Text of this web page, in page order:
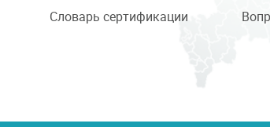
Словарь сертификации